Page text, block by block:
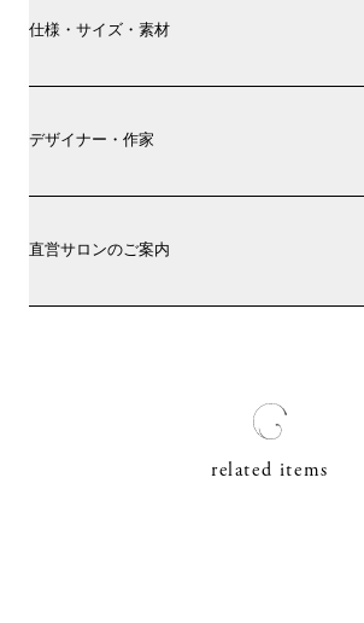
仕様・サイズ・素材
デザイナー・作家
直営サロンのご案内
related items